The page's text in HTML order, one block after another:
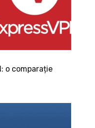
o comparație